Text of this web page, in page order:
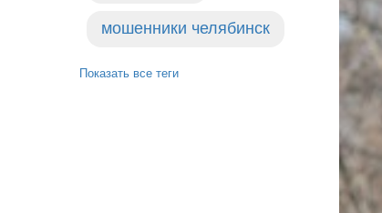
мошенники челябинск
Показать все теги